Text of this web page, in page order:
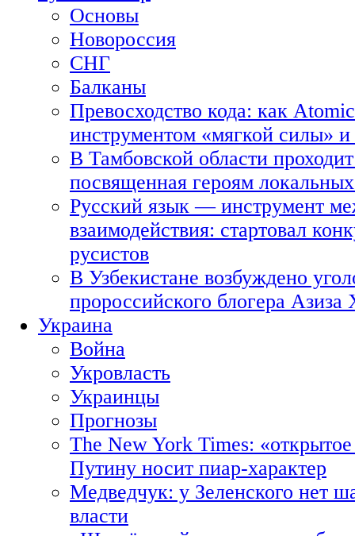
Основы
Новороссия
СНГ
Балканы
Превосходство кода: как
инструментом «мягкой силы» и
В Тамбовской области
посвященная героям
Русский язык — инструмент
взаимодействия: стартовал
русистов
В Узбекистане возбуждено
пророссийского блогера Азиза
Украина
Война
Укровласть
Украинцы
Прогнозы
The New York Times:
Путину носит пиар-характер
Медведчук: у Зеленского нет
власти